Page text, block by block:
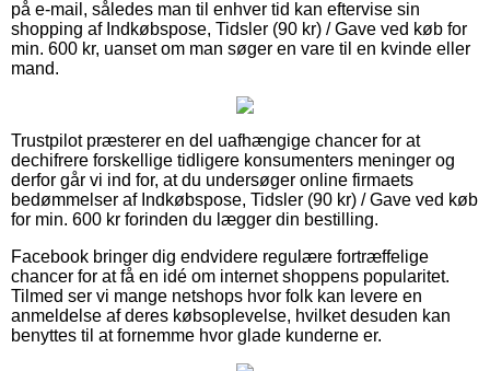
på e-mail, således man til enhver tid kan eftervise sin
shopping af Indkøbspose, Tidsler (90 kr) / Gave ved køb for
min. 600 kr, uanset om man søger en vare til en kvinde eller
mand.
Trustpilot præsterer en del uafhængige chancer for at
dechifrere forskellige tidligere konsumenters meninger og
derfor går vi ind for, at du undersøger online firmaets
bedømmelser af Indkøbspose, Tidsler (90 kr) / Gave ved køb
for min. 600 kr forinden du lægger din bestilling.
Facebook bringer dig endvidere regulære fortræffelige
chancer for at få en idé om internet shoppens popularitet.
Tilmed ser vi mange netshops hvor folk kan levere en
anmeldelse af deres købsoplevelse, hvilket desuden kan
benyttes til at fornemme hvor glade kunderne er.